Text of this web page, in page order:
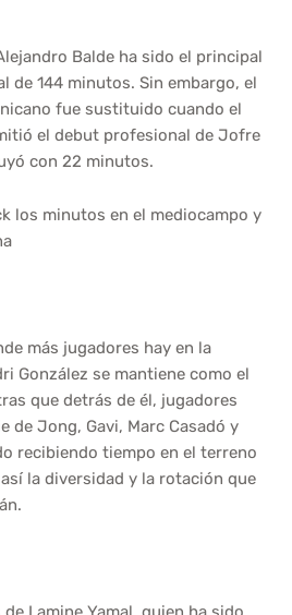
Balde ha sido el principal
de 144 minutos. Sin embargo, el
fue sustituido cuando el
el debut profesional de Jofre
con 22 minutos.
los minutos en el mediocampo y
más jugadores hay en la
González se mantiene como el
que detrás de él, jugadores
de Jong, Gavi, Marc Casadó y
recibiendo tiempo en el terreno
la diversidad y la rotación que